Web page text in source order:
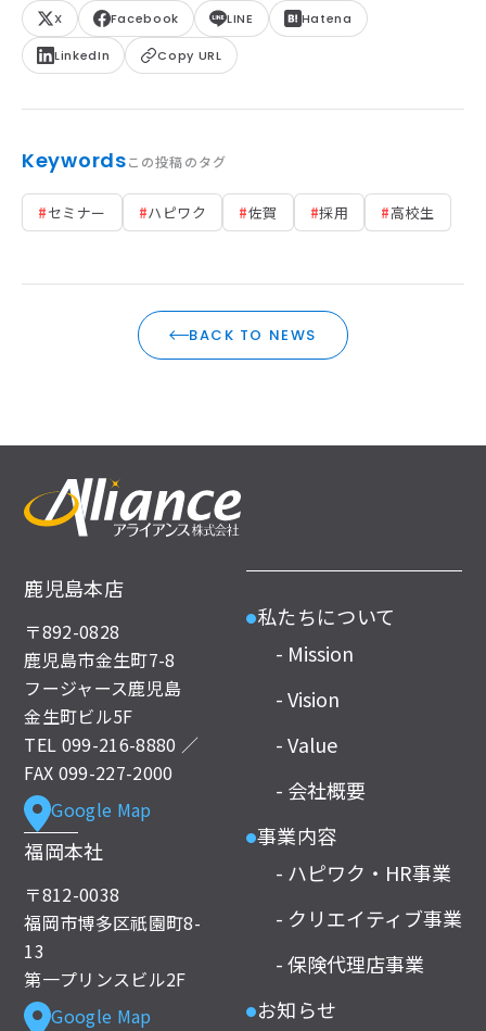
X Facebook LINE Hatena
LinkedIn Copy URL
Keywordsこの投稿のタグ
#セミナー #ハピワク #佐賀 #採用 #高校生
BACK TO NEWS
鹿児島本店
〒892-0828
鹿児島市金生町7-8
フージャース鹿児島
金生町ビル5F
TEL 099-216-8880 ／
FAX 099-227-2000
Google Map
福岡本社
〒812-0038
福岡市博多区祇園町8-
13
第一プリンスビル2F
Google Map
●私たちについて
- Mission
- Vision
- Value
- 会社概要
●事業内容
- ハピワク・HR事業
- クリエイティブ事業
- 保険代理店事業
● お知らせ